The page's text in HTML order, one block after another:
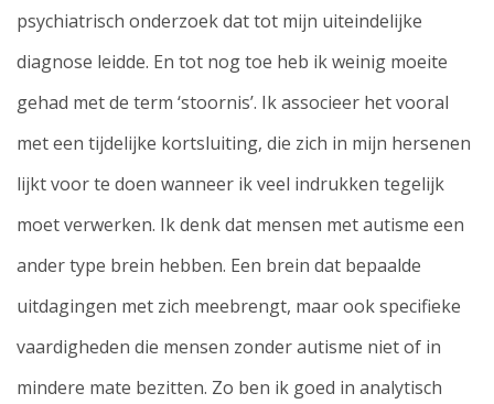
psychiatrisch onderzoek dat tot mijn uiteindelijke
diagnose leidde. En tot nog toe heb ik weinig moeite
gehad met de term ‘stoornis’. Ik associeer het vooral
met een tijdelijke kortsluiting, die zich in mijn hersenen
lijkt voor te doen wanneer ik veel indrukken tegelijk
moet verwerken. Ik denk dat mensen met autisme een
ander type brein hebben. Een brein dat bepaalde
uitdagingen met zich meebrengt, maar ook specifieke
vaardigheden die mensen zonder autisme niet of in
mindere mate bezitten. Zo ben ik goed in analytisch